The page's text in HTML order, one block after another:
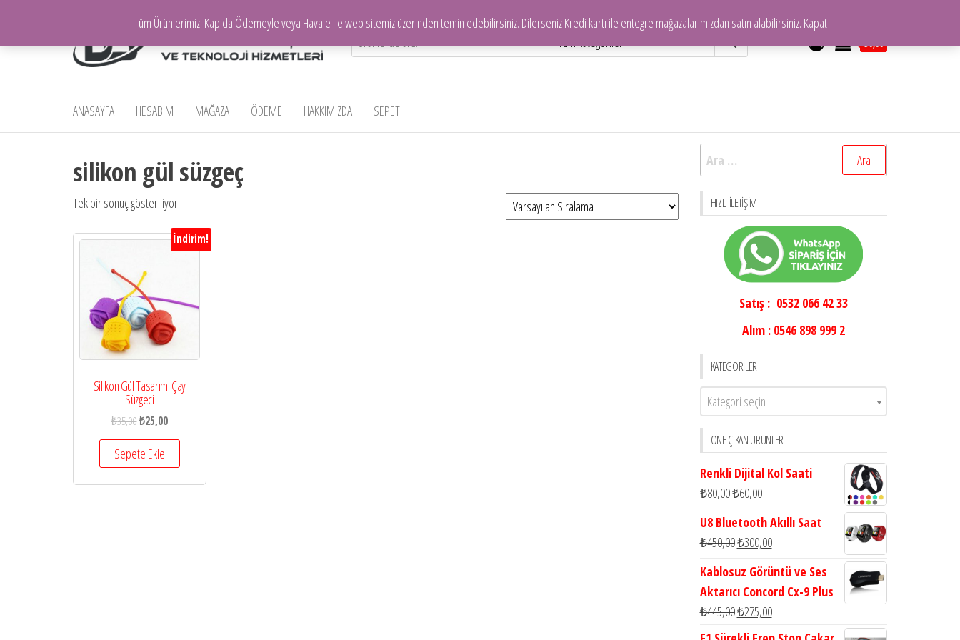
Ticaret |
Dolgun
Ürünleri |
Toptan ve
Perakende
Elektronik
Ürünler,
Bilgisayar,
Oto
Aksesuarları
₺0,00
ANASAYFA HESABIM MAĞAZA ÖDEME HAKKIMIZDA SEPET
silikon gül süzgeç
Tek bir sonuç gösteriliyor
İndirim!
Silikon Gül Tasarımı Çay
Süzgeci
₺35,00₺25,00
Sepete Ekle
Arama:
HIZLI İLETIŞIM
Satış : 0532 066 42 33
Alım : 0546 898 999 2
KATEGORILER
Kategori seçin
ÖNE ÇIKAN ÜRÜNLER
Renkli Dijital Kol Saati
₺80,00₺60,00
U8 Bluetooth Akıllı Saat
₺450,00₺300,00
Kablosuz Görüntü ve Ses
Aktarıcı Concord Cx-9 Plus
₺445,00₺275,00
Tüm Ürünlerimizi Kapıda Ödemeyle veya Havale ile web sitemiz üzerinden temin edebilirsiniz. Dilerseniz Kredi kartı ile entegre mağazalarımızdan satın alabilirsiniz. Kapat